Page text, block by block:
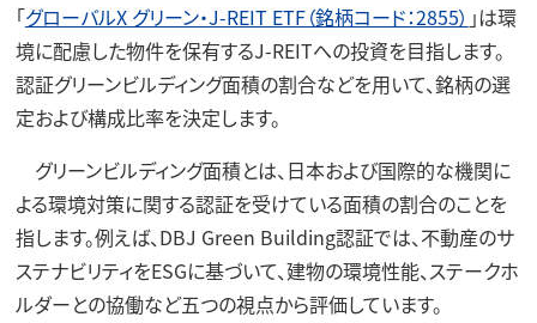
「グローバルX グリーン・J-REIT ETF（銘柄コード：2855） 」は環
境に配慮した物件を保有するJ-REITへの投資を目指します。
認証グリーンビルディング面積の割合などを用いて、銘柄の選
定および構成比率を決定します。
グリーンビルディング面積とは、日本および国際的な機関に
よる環境対策に関する認証を受けている面積の割合のことを
指します。例えば、DBJ Green Building認証では、不動産のサ
ステナビリティをESGに基づいて、建物の環境性能、ステークホ
ルダーとの協働など五つの視点から評価しています。